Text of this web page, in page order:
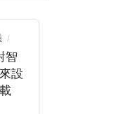
智
設